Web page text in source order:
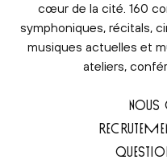
cœur de la cité. 160
symphoniques, récitals,
musiques actuelles et
ateliers,
NOUS